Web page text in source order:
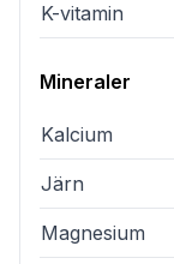
K-vitamin
Mineraler
Kalcium
Järn
Magnesium